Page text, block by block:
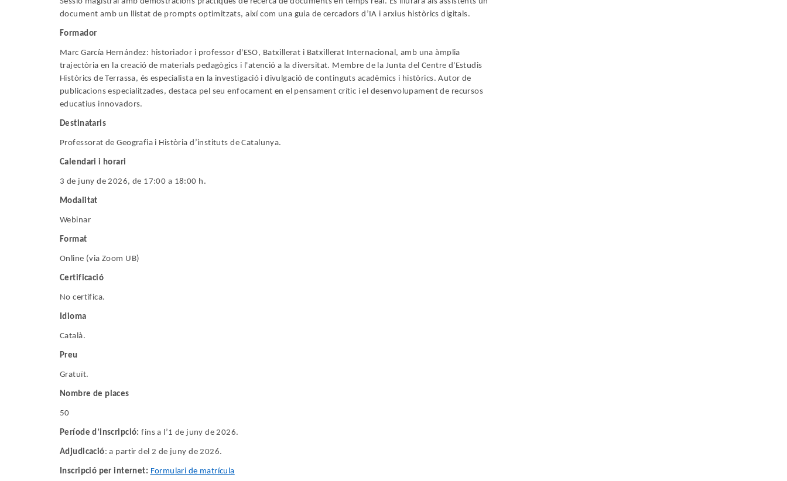
document amb un llistat de prompts optimitzats, així com una guia de cercadors d’IA i arxius històrics digitals.
Formador
Marc García Hernández: historiador i professor d'ESO, Batxillerat i Batxillerat Internacional, amb una àmplia
trajectòria en la creació de materials pedagògics i l'atenció a la diversitat. Membre de la Junta del Centre d'Estudis
Històrics de Terrassa, és especialista en la investigació i divulgació de continguts acadèmics i històrics. Autor de
publicacions especialitzades, destaca pel seu enfocament en el pensament crític i el desenvolupament de recursos
educatius innovadors.
Destinataris
Professorat de Geografia i Història d’instituts de Catalunya.
Calendari i horari
3 de juny de 2026, de 17:00 a 18:00 h.
Modalitat
Webinar
Format
Online (via Zoom UB)
Certificació
No certifica.
Idioma
Català.
Preu
Gratuït.
Nombre de places
50
Període d’inscripció: fins a l’1 de juny de 2026.
Adjudicació: a partir del 2 de juny de 2026.
Inscripció per internet: Formulari de matrícula